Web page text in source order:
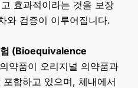
효과적이라는 것을 보장
와 검증이 이루어집니다.
험 (Bioequivalence
약품이 오리지널 의약품과
함하고 있으며, 체내에서